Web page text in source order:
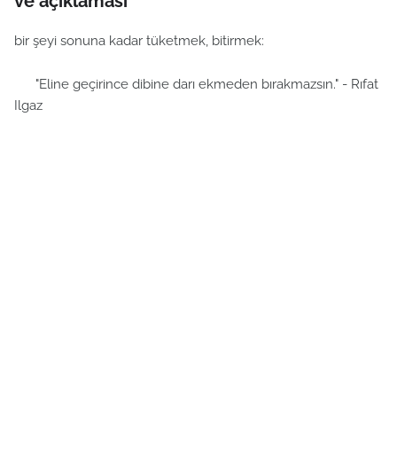
bir şeyi sonuna kadar tüketmek, bitirmek:
"Eline geçirince dibine darı ekmeden bırakmazsın." - Rıfat
Ilgaz